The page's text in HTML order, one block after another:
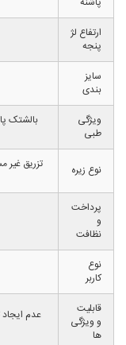
ارتفاع لژ
پنجه
سایز
بندی
ویژگی
طبی
بالشتک
نوع زیره
تزریق غیر
پرداخت
و
نظافت
نوع
کاربر
قابلیت
و ویژگی
ها
عدم ایجاد